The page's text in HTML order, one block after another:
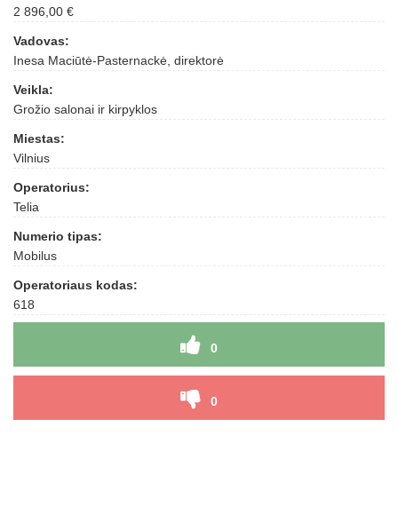
2 896,00 €
Vadovas:
Inesa Maciūtė-Pasternackė, direktorė
Veikla:
Grožio salonai ir kirpyklos
Miestas:
Vilnius
Operatorius:
Telia
Numerio tipas:
Mobilus
Operatoriaus kodas:
618
0
0